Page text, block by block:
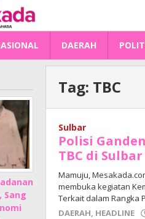
DAERAH
Sang
Tag: TBC
Sulbar
Polisi
TBC di Sulbar
Mamuju,
membuka kegiatan
Terkait dalam Rangka
DAERAH, HEADLINE